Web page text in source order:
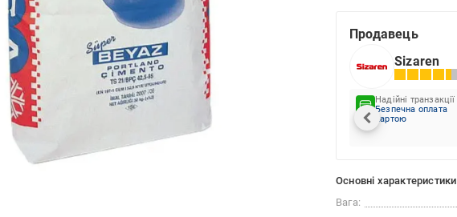
Продавець
Sizaren
Надійні транзакції
Безпечна оплата
картою
Основні характеристики
Вага: